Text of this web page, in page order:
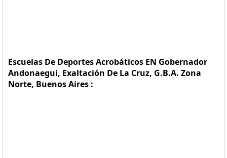
Escuelas De Deportes Acrobáticos EN Gobernador
Andonaegui, Exaltación De La Cruz, G.B.A. Zona
Norte, Buenos Aires :